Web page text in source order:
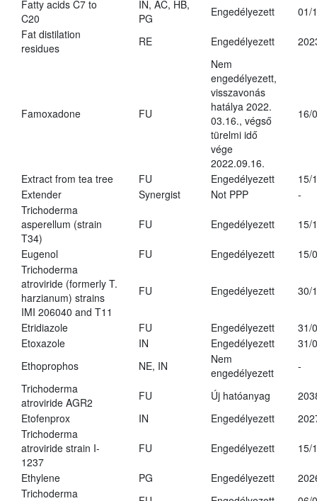
Fatty acids C7 to
C20
IN, AC, HB,
PG
Engedélyezett
01/
Fat distilation
residues
RE Engedélyezett
Famoxadone FU
Nem
engedélyezett,
visszavonás
hatálya 2022.
03.16., végső
türelmi idő
vége
2022.09.16.
16/
Extract from tea tree FU Engedélyezett
15/
Extender
Synergist Not PPP
-
Trichoderma
asperellum (strain
T34)
FU Engedélyezett 15/
Eugenol FU Engedélyezett
15/
Trichoderma
atroviride (formerly T.
harzianum) strains
IMI 206040 and T11
FU Engedélyezett 30/
Etridiazole FU Engedélyezett
31/
Etoxazole
IN Engedélyezett
31/
Ethoprophos
NE, IN
Nem
engedélyezett
-
Trichoderma
atroviride AGR2
FU Új hatóanyag
Etofenprox
IN Engedélyezett
Trichoderma
atroviride strain I-
1237
FU Engedélyezett 15/
Ethylene PG Engedélyezett
Trichoderma